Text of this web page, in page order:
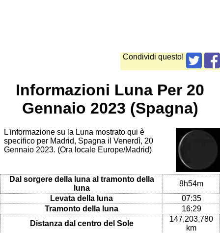
Condividi questo!
Informazioni Luna Per 20
Gennaio 2023 (Spagna)
L'informazione su la Luna mostrato qui è
specifico per Madrid, Spagna il Venerdì, 20
Gennaio 2023. (Ora locale Europe/Madrid)
Dal sorgere della luna al tramonto della
luna
8h54m
Levata della luna
07:35
Tramonto della luna
16:29
Distanza dal centro del Sole
147,203,780
km